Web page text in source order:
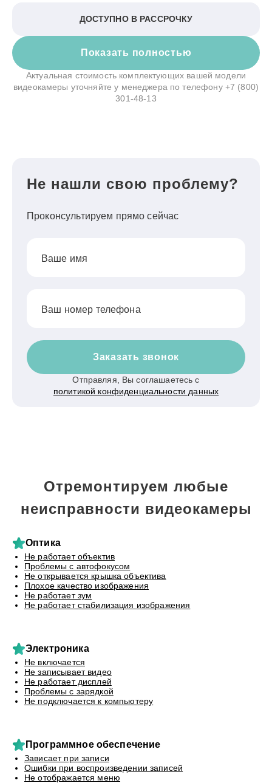
Показать полностью
ДОСТУПНО В РАССРОЧКУ
Актуальная стоимость комплектующих вашей модели
видеокамеры уточняйте у менеджера по телефону +7 (800)
301-48-13
Не нашли свою проблему?
Проконсультируем прямо сейчас
Ваше имя
Ваш номер телефона
Заказать звонок
Отправляя, Вы соглашаетесь с
политикой конфиденциальности данных
Отремонтируем любые
неисправности видеокамеры
Оптика
Не работает объектив
Проблемы с автофокусом
Не открывается крышка объектива
Плохое качество изображения
Не работает зум
Не работает стабилизация изображения
Электроника
Не включается
Не записывает видео
Не работает дисплей
Проблемы с зарядкой
Не подключается к компьютеру
Программное обеспечение
Зависает при записи
Ошибки при воспроизведении записей
Не отображается меню